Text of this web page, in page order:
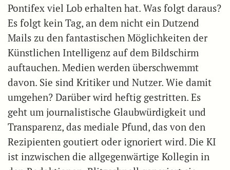
Pontifex viel Lob erhalten hat. Was folgt daraus?
Es folgt kein Tag, an dem nicht ein Dutzend
Mails zu den fantastischen Möglichkeiten der
Künstlichen Intelligenz auf dem Bildschirm
auftauchen. Medien werden überschwemmt
davon. Sie sind Kritiker und Nutzer. Wie damit
umgehen? Darüber wird heftig gestritten. Es
geht um journalistische Glaubwürdigkeit und
Transparenz, das mediale Pfund, das von den
Rezipienten goutiert oder ignoriert wird. Die KI
ist inzwischen die allgegenwärtige Kollegin in